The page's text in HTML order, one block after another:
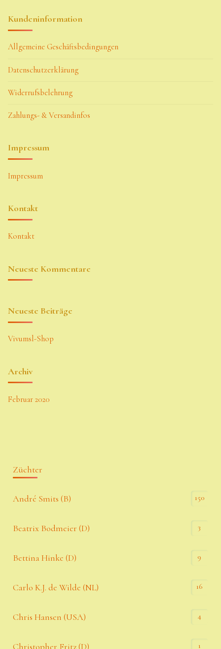
Kundeninformation
Allgemeine Geschäftsbedingungen
Datenschutzerklärung
Widerrufsbelehrung
Zahlungs- & Versandinfos
Impressum
Impressum
Kontakt
Kontakt
Neueste Kommentare
Neueste Beiträge
Vivumsl-Shop
Archiv
Februar 2020
Züchter
André Smits (B) 150
Beatrix Bodmeier (D) 3
Bettina Hinke (D) 9
Carlo K.J. de Wilde (NL) 16
Chris Hansen (USA) 4
Christopher Fritz (D) 1